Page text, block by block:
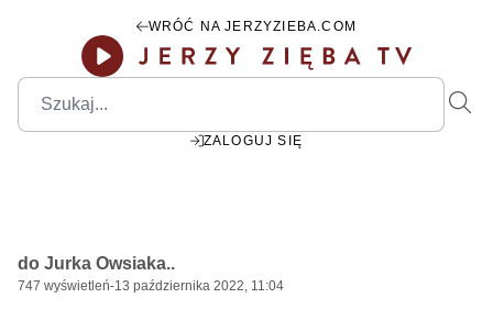
WRÓĆ NA JERZYZIEBA.COM
ZALOGUJ SIĘ
do Jurka Owsiaka..
747 wyświetleń-13 października 2022, 11:04